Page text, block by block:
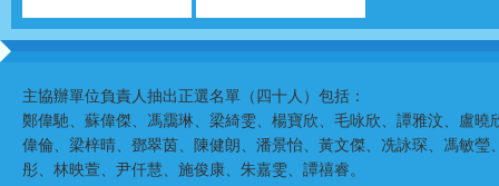
主協辦單位負責人抽出正選名單（四十人）包括：
鄭偉馳、蘇偉傑、馮靄琳、梁綺雯、楊寶欣、毛咏欣、譚雅汶、盧
偉倫、梁梓晴、鄧翠茵、陳健朗、潘景怡、黃文傑、冼詠琛、馮敏
彤、林映萱、尹仟慧、施俊康、朱嘉雯、譚禧睿。